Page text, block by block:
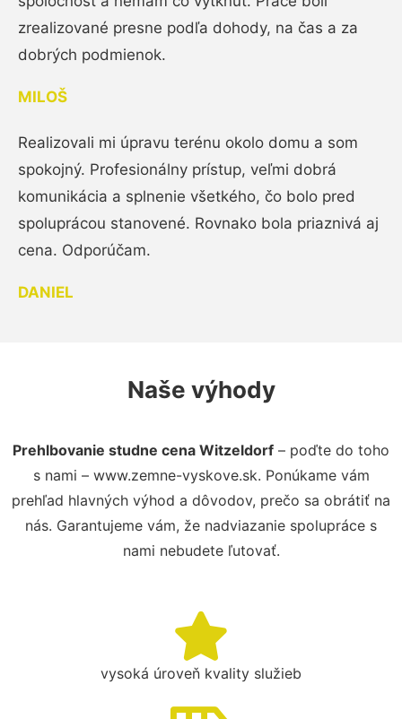
zrealizované presne podľa dohody, na čas a za
dobrých podmienok.
MILOŠ
Realizovali mi úpravu terénu okolo domu a som
spokojný. Profesionálny prístup, veľmi dobrá
komunikácia a splnenie všetkého, čo bolo pred
spoluprácou stanovené. Rovnako bola priaznivá aj
cena. Odporúčam.
DANIEL
Naše výhody
Prehlbovanie studne cena Witzeldorf – poďte do toho
s nami – www.zemne-vyskove.sk. Ponúkame vám
prehľad hlavných výhod a dôvodov, prečo sa obrátiť na
nás. Garantujeme vám, že nadviazanie spolupráce s
nami nebudete ľutovať.
vysoká úroveň kvality služieb